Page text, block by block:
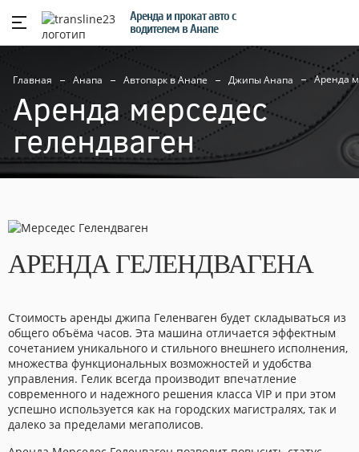
Аренда и прокат авто с
водителем в Анапе
Главная Анапа Автопарк в Анапе Джипы Анапа Аренда
Аренда мерседес
гелендваген
АРЕНДА ГЕЛЕНДВАГЕНА
Стоимость аренды джипа Геленваген будет складываться из
общего объёма часов. Эта машина отличается эффектным
сочетанием уникального и стильного внешнего исполнения,
множества функциональных возможностей и удобства
управления. Гелик всегда производит впечатление
современного и надежного решения класса VIP и при этом
успешно используется как на городских магистралях, так и
далеко за пределами мегаполисов.